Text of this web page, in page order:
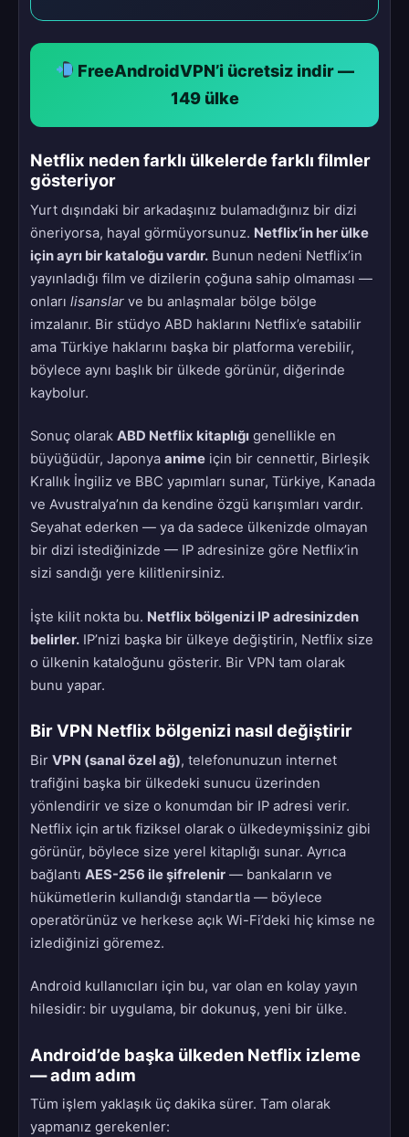
FreeAndroidVPN’i ücretsiz indir —
149 ülke
Netflix neden farklı ülkelerde farklı filmler
gösteriyor
Yurt dışındaki bir arkadaşınız bulamadığınız bir dizi
öneriyorsa, hayal görmüyorsunuz. Netflix’in her ülke
için ayrı bir kataloğu vardır. Bunun nedeni Netflix’in
yayınladığı film ve dizilerin çoğuna sahip olmaması —
onları lisanslar ve bu anlaşmalar bölge bölge
imzalanır. Bir stüdyo ABD haklarını Netflix’e satabilir
ama Türkiye haklarını başka bir platforma verebilir,
böylece aynı başlık bir ülkede görünür, diğerinde
kaybolur.
Sonuç olarak ABD Netflix kitaplığı genellikle en
büyüğüdür, Japonya anime için bir cennettir, Birleşik
Krallık İngiliz ve BBC yapımları sunar, Türkiye, Kanada
ve Avustralya’nın da kendine özgü karışımları vardır.
Seyahat ederken — ya da sadece ülkenizde olmayan
bir dizi istediğinizde — IP adresinize göre Netflix’in
sizi sandığı yere kilitlenirsiniz.
İşte kilit nokta bu. Netflix bölgenizi IP adresinizden
belirler. IP’nizi başka bir ülkeye değiştirin, Netflix size
o ülkenin kataloğunu gösterir. Bir VPN tam olarak
bunu yapar.
Bir VPN Netflix bölgenizi nasıl değiştirir
Bir VPN (sanal özel ağ), telefonunuzun internet
trafiğini başka bir ülkedeki sunucu üzerinden
yönlendirir ve size o konumdan bir IP adresi verir.
Netflix için artık fiziksel olarak o ülkedeymişsiniz gibi
görünür, böylece size yerel kitaplığı sunar. Ayrıca
bağlantı AES-256 ile şifrelenir — bankaların ve
hükümetlerin kullandığı standartla — böylece
operatörünüz ve herkese açık Wi-Fi’deki hiç kimse ne
izlediğinizi göremez.
Android kullanıcıları için bu, var olan en kolay yayın
hilesidir: bir uygulama, bir dokunuş, yeni bir ülke.
Android’de başka ülkeden Netflix izleme
— adım adım
Tüm işlem yaklaşık üç dakika sürer. Tam olarak
yapmanız gerekenler: